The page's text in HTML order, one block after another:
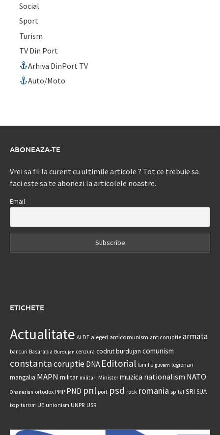
Social
Sport
Turism
TV Din Port
Arhiva DinPort TV
Auto/Moto
ABONEAZA-TE
Vrei sa fii la curent cu ultimile articole ? Tot ce trebuie sa
faci este sa te abonezi la articolele noastre.
Email
ETICHETE
Actualitate ALDE alegeri anticomunism anticoruptie armata
bancuri Basarabia Burdujan cenzura codrut burdujan comunism
constantacoruptie DNA Editorial familie guvern legionari
mangalia MAPN militar militari Minister muzica nationalism NATO
Ohanesian ortodox PMP PND pnl port psd rock romania spital SRI SUA
top turism UE unionism UNPR USR